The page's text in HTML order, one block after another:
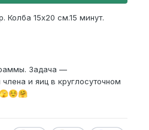
Колба 15х20 см.15 минут.
Задача —
и яиц в круглосуточном
☺️🤗